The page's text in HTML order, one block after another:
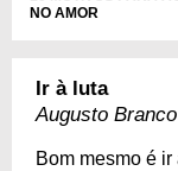
NO AMOR
Ir à luta
Augusto Branco
Bom mesmo é